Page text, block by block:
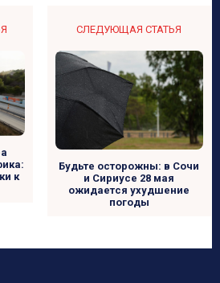
к
СЛЕДУЮЩАЯ СТАТЬЯ
Будьте осторожны: в Сочи
и Сириусе 28 мая
ожидается ухудшение
погоды